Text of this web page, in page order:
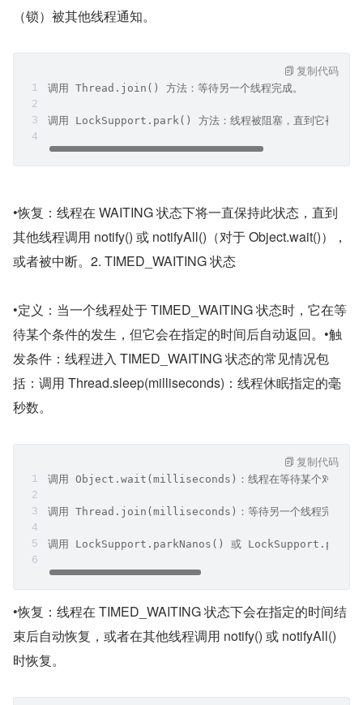
（锁）被其他线程通知。
调用 Thread.join() 方法：等待另一个线程完成。
调用 LockSupport.park() 方法：线程被阻塞，直到它被其他
复制代码
•恢复：线程在 WAITING 状态下将一直保持此状态，直到
其他线程调用 notify() 或 notifyAll()（对于 Object.wait()），
或者被中断。2. TIMED_WAITING 状态
•定义：当一个线程处于 TIMED_WAITING 状态时，它在等
待某个条件的发生，但它会在指定的时间后自动返回。•触
发条件：线程进入 TIMED_WAITING 状态的常见情况包
括：调用 Thread.sleep(milliseconds)：线程休眠指定的毫
秒数。
调用 Object.wait(milliseconds)：线程在等待某个对象的监视
调用 Thread.join(milliseconds)：等待另一个线程完成，但
调用 LockSupport.parkNanos() 或
复制代码
•恢复：线程在 TIMED_WAITING 状态下会在指定的时间结
束后自动恢复，或者在其他线程调用 notify() 或 notifyAll()
时恢复。